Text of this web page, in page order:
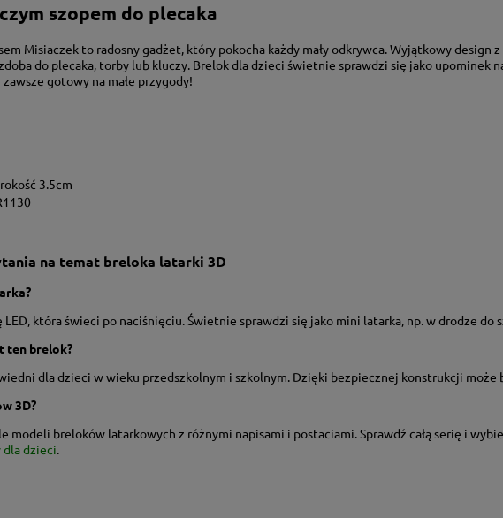
szopem do plecaka
Misiaczek to radosny gadżet, który pokocha każdy mały odkrywca. Wyjątkowy design
do plecaka, torby lub kluczy. Brelok dla dzieci świetnie sprawdzi się jako upominek
gotowy na małe przygody!
3.5cm
na temat breloka latarki 3D
która świeci po naciśnięciu. Świetnie sprawdzi się jako mini latarka, np. w drodze do
ten brelok?
dla dzieci w wieku przedszkolnym i szkolnym. Dzięki bezpiecznej konstrukcji może
3D?
modeli breloków latarkowych z różnymi napisami i postaciami. Sprawdź całą serię i
dzieci.